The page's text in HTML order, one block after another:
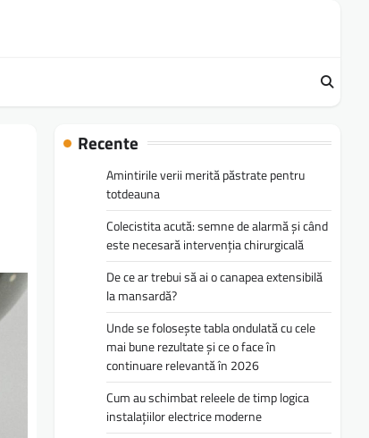
Recente
Amintirile verii merită păstrate pentru
totdeauna
Colecistita acută: semne de alarmă și când
este necesară intervenția chirurgicală
De ce ar trebui să ai o canapea extensibilă
la mansardă?
Unde se folosește tabla ondulată cu cele
mai bune rezultate și ce o face în
continuare relevantă în 2026
Cum au schimbat releele de timp logica
instalațiilor electrice moderne